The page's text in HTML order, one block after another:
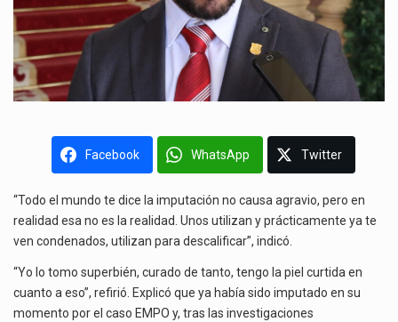
Facebook WhatsApp Twitter
“Todo el mundo te dice la imputación no causa agravio, pero en
realidad esa no es la realidad. Unos utilizan y prácticamente ya te
ven condenados, utilizan para descalificar”, indicó.
“Yo lo tomo superbién, curado de tanto, tengo la piel curtida en
cuanto a eso”, refirió. Explicó que ya había sido imputado en su
momento por el caso EMPO y, tras las investigaciones